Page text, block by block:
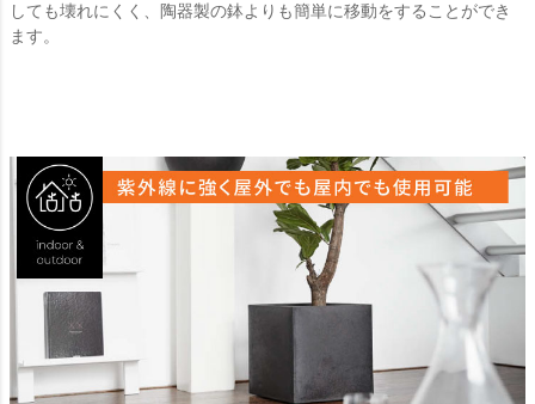
しても壊れにくく、陶器製の鉢よりも簡単に移動をすることができ
ます。